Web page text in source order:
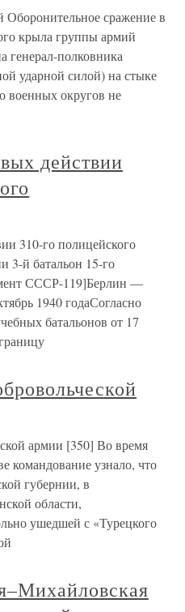
Оборонительное сражение в
крыла группы армий
генерал-полковника
ударной силой) на стыке
военных округов не
действии
310-го полицейского
3-й батальон 15-го
СССР-119]Берлин —
1940 годаСогласно
батальонов от 17
армии [350] Во время
командование узнало, что
губернии, в
области,
ушедшей с «Турецкого